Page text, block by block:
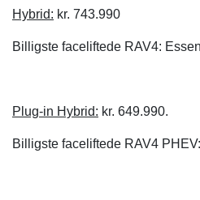
Hybrid: kr. 743.990
Billigste faceliftede RAV4:
Plug-in Hybrid: kr. 649.990.
Billigste faceliftede RAV4